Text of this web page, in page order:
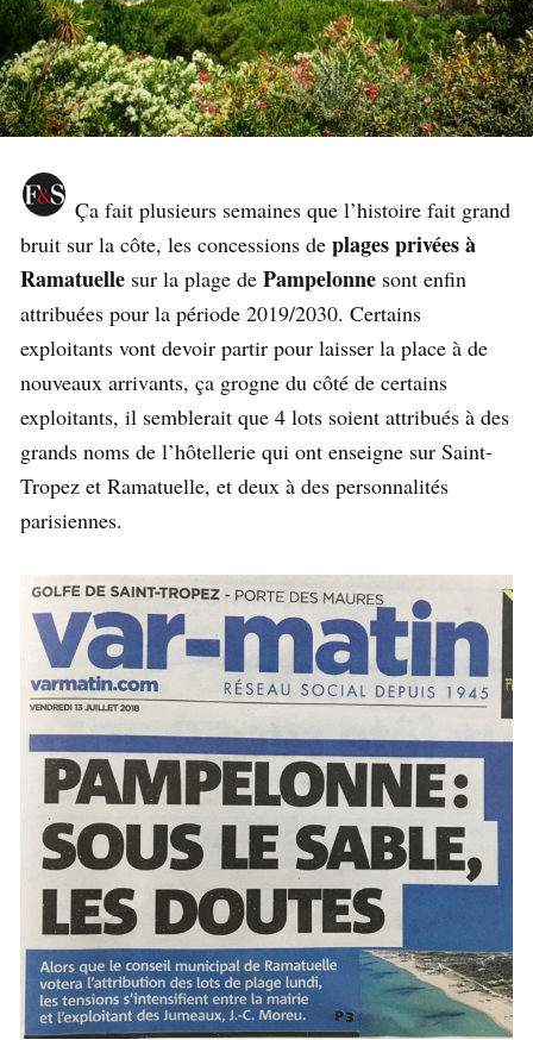
Ça fait plusieurs semaines que l’histoire fait grand
bruit sur la côte, les concessions de plages privées à
Ramatuelle sur la plage de Pampelonne sont enfin
attribuées pour la période 2019/2030. Certains
exploitants vont devoir partir pour laisser la place à de
nouveaux arrivants, ça grogne du côté de certains
exploitants, il semblerait que 4 lots soient attribués à des
grands noms de l’hôtellerie qui ont enseigne sur Saint-
Tropez et Ramatuelle, et deux à des personnalités
parisiennes.